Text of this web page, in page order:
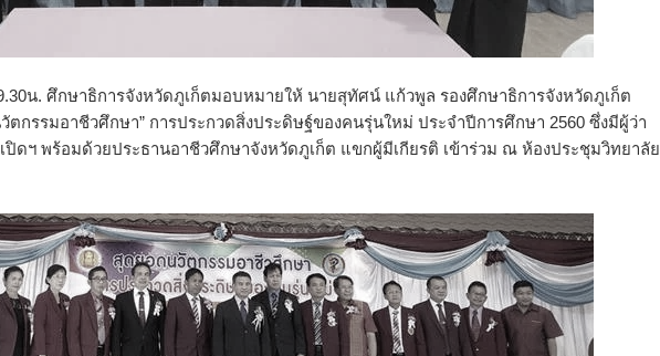
น. ศึกษาธิการจังหวัดภูเก็ตมอบหมายให้ นายสุทัศน์ แก้วพูล รองศึกษาธิการจังหวัดภูเก็ต
ตกรรมอาชีวศึกษา” การประกวดสิ่งประดิษฐ์ของคนรุ่นใหม่ ประจำปีการศึกษา 2560 ซึ่งมีผู้ว่า
ปิดฯ พร้อมด้วยประธานอาชีวศึกษาจังหวัดภูเก็ต แขกผู้มีเกียรติ เข้าร่วม ณ ห้องประชุมวิทยาลัย